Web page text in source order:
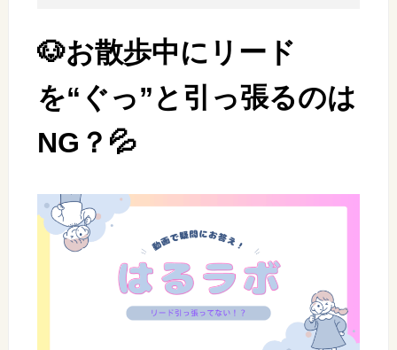
🐶お散歩中にリード
を“ぐっ”と引っ張るのは
NG？💦